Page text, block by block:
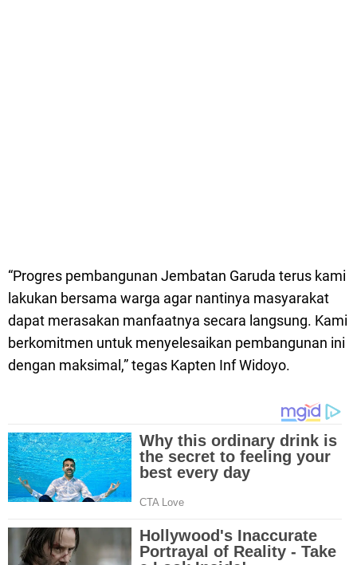
“Progres pembangunan Jembatan Garuda terus kami
lakukan bersama warga agar nantinya masyarakat
dapat merasakan manfaatnya secara langsung. Kami
berkomitmen untuk menyelesaikan pembangunan ini
dengan maksimal,” tegas Kapten Inf Widoyo.